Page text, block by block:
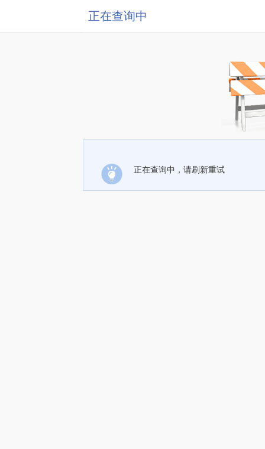
正在查询中
正在查询中，请刷新重试